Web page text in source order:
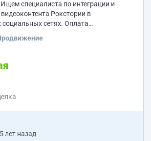
специалиста по интеграции и
Рокстории в
сетях. Оплата
channel/
и о какой стоимости может
5 лет назад